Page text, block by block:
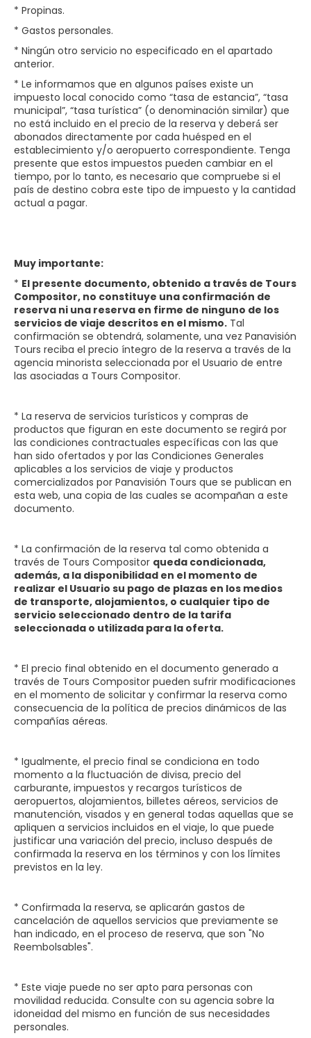
* Propinas.
* Gastos personales.
* Ningún otro servicio no especificado en el apartado
anterior.
* Le informamos que en algunos países existe un
impuesto local conocido como “tasa de estancia”, “tasa
municipal”, “tasa turística” (o denominación similar) que
no está incluido en el precio de la reserva y deberá́ ser
abonados directamente por cada huésped en el
establecimiento y/o aeropuerto correspondiente. Tenga
presente que estos impuestos pueden cambiar en el
tiempo, por lo tanto, es necesario que compruebe si el
país de destino cobra este tipo de impuesto y la cantidad
actual a pagar.
Muy importante:
* El presente documento, obtenido a través de Tours
Compositor, no constituye una confirmación de
reserva ni una reserva en firme de ninguno de los
servicios de viaje descritos en el mismo. Tal
confirmación se obtendrá, solamente, una vez Panavisión
Tours reciba el precio íntegro de la reserva a través de la
agencia minorista seleccionada por el Usuario de entre
las asociadas a Tours Compositor.
* La reserva de servicios turísticos y compras de
productos que figuran en este documento se regirá por
las condiciones contractuales específicas con las que
han sido ofertados y por las Condiciones Generales
aplicables a los servicios de viaje y productos
comercializados por Panavisión Tours que se publican en
esta web, una copia de las cuales se acompañan a este
documento.
* La confirmación de la reserva tal como obtenida a
través de Tours Compositor queda condicionada,
además, a la disponibilidad en el momento de
realizar el Usuario su pago de plazas en los medios
de transporte, alojamientos, o cualquier tipo de
servicio seleccionado dentro de la tarifa
seleccionada o utilizada para la oferta.
* El precio final obtenido en el documento generado a
través de Tours Compositor pueden sufrir modificaciones
en el momento de solicitar y confirmar la reserva como
consecuencia de la política de precios dinámicos de las
compañías aéreas.
* Igualmente, el precio final se condiciona en todo
momento a la fluctuación de divisa, precio del
carburante, impuestos y recargos turísticos de
aeropuertos, alojamientos, billetes aéreos, servicios de
manutención, visados y en general todas aquellas que se
apliquen a servicios incluidos en el viaje, lo que puede
justificar una variación del precio, incluso después de
confirmada la reserva en los términos y con los límites
previstos en la ley.
* Confirmada la reserva, se aplicarán gastos de
cancelación de aquellos servicios que previamente se
han indicado, en el proceso de reserva, que son "No
Reembolsables".
* Este viaje puede no ser apto para personas con
movilidad reducida. Consulte con su agencia sobre la
idoneidad del mismo en función de sus necesidades
personales.